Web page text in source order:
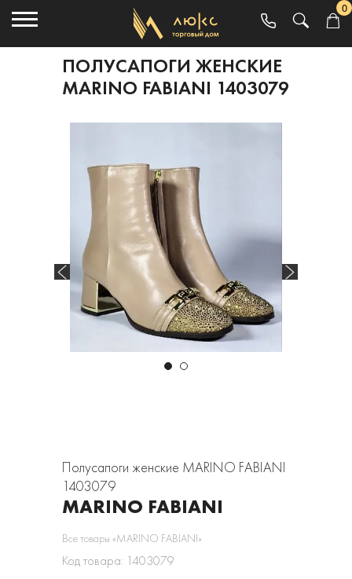
0
ПОЛУСАПОГИ ЖЕНСКИЕ
MARINO FABIANI 1403079
Полусапоги женские MARINO FABIANI
1403079
MARINO FABIANI
Все товары «MARINO FABIANI»
Код товара: 1403079